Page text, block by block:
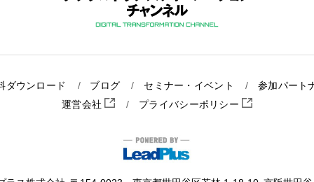
ダウンロード ブログ セミナー・イベント
参加パート
運営会社
プライバシーポリシー